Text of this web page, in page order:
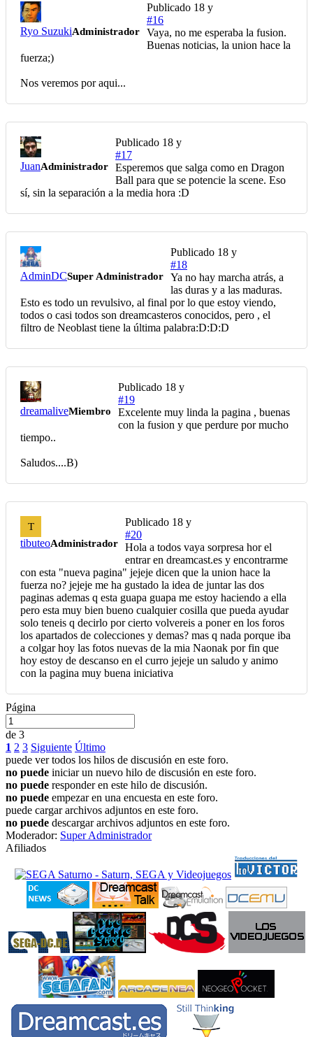
Ryo SuzukiAdministrador
Publicado 18 y
#16
Vaya, no me esperaba la fusion.
Buenas noticias, la union hace la
fuerza;)
Nos veremos por aqui...
JuanAdministrador
Publicado 18 y
#17
Esperemos que salga como en Dragon
Ball para que se potencie la scene. Eso
sí, sin la separación a la media hora :D
AdminDCSuper Administrador
Publicado 18 y
#18
Ya no hay marcha atrás, a
las duras y a las maduras.
Esto es todo un revulsivo, al final por lo que estoy viendo,
todos o casi todos son dreamcasteros conocidos, pero , el
filtro de Neoblast tiene la última palabra:D:D:D
dreamaliveMiembro
Publicado 18 y
#19
Excelente muy linda la pagina , buenas
con la fusion y que perdure por mucho
tiempo..
Saludos....B)
T
tibuteoAdministrador
Publicado 18 y
#20
Hola a todos vaya sorpresa hor el
entrar en dreamcast.es y encontrarme
con esta "nueva pagina" jejeje dicen que la union hace la
fuerza no? jejeje me ha gustado la idea de juntar las dos
paginas ademas q esta guapa guapa me estoy haciendo a ella
pero esta muy bien bueno cualquier cosilla que pueda ayudar
solo teneis q decirlo por cierto volvereis a poner en los foros
los apartados de colecciones y demas? mas q nada porque iba
a colgar hoy las fotos nuevas de la mia Naonak por fin que
hoy estoy de descanso en el curro jejeje un saludo y animo
con la pagina muy buena iniciativa
Página
de 3
1 2 3 Siguiente Último
puede ver todos los hilos de discusión en este foro.
no puede iniciar un nuevo hilo de discusión en este foro.
no puede responder en este hilo de discusión.
no puede empezar en una encuesta en este foro.
puede cargar archivos adjuntos en este foro.
no puede descargar archivos adjuntos en este foro.
Moderador: Super Administrador
Afiliados